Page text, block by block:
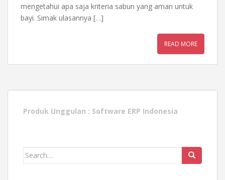
mengetahui apa saja kriteria sabun yang aman untuk
bayi. Simak ulasannya […]
READ MORE
Produk Unggulan : Software ERP Indonesia
Search